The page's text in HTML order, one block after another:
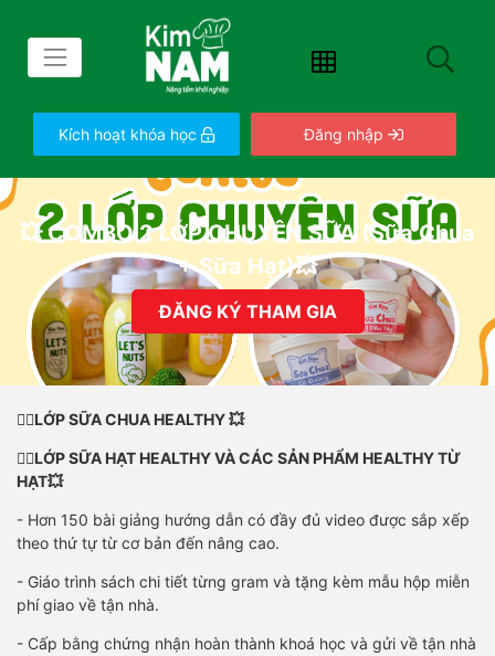
Kích hoạt khóa học Đăng nhập
💥 COMBO 2 LỚP CHUYÊN SỮA (Sữa Chua
+ Sữa Hạt)💥
ĐĂNG KÝ THAM GIA
✌🏻LỚP SỮA CHUA HEALTHY 💥
✌🏻LỚP SỮA HẠT HEALTHY VÀ CÁC SẢN PHẨM HEALTHY TỪ
HẠT💥
- Hơn 150 bài giảng hướng dẫn có đầy đủ video được sắp xếp
theo thứ tự từ cơ bản đến nâng cao.
- Giáo trình sách chi tiết từng gram và tặng kèm mẫu hộp miễn
phí giao về tận nhà.
- Cấp bằng chứng nhận hoàn thành khoá học và gửi về tận nhà